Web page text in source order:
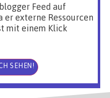
Feed auf
er externe Ressourcen
mit einem Klick
SEHEN!